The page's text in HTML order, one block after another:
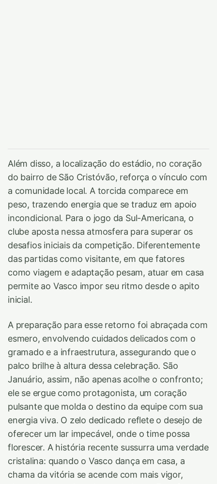
Além disso, a localização do estádio, no coração
do bairro de São Cristóvão, reforça o vínculo com
a comunidade local. A torcida comparece em
peso, trazendo energia que se traduz em apoio
incondicional. Para o jogo da Sul-Americana, o
clube aposta nessa atmosfera para superar os
desafios iniciais da competição. Diferentemente
das partidas como visitante, em que fatores
como viagem e adaptação pesam, atuar em casa
permite ao Vasco impor seu ritmo desde o apito
inicial.
A preparação para esse retorno foi abraçada com
esmero, envolvendo cuidados delicados com o
gramado e a infraestrutura, assegurando que o
palco brilhe à altura dessa celebração. São
Januário, assim, não apenas acolhe o confronto;
ele se ergue como protagonista, um coração
pulsante que molda o destino da equipe com sua
energia viva. O zelo dedicado reflete o desejo de
oferecer um lar impecável, onde o time possa
florescer. A história recente sussurra uma verdade
cristalina: quando o Vasco dança em casa, a
chama da vitória se acende com mais vigor,